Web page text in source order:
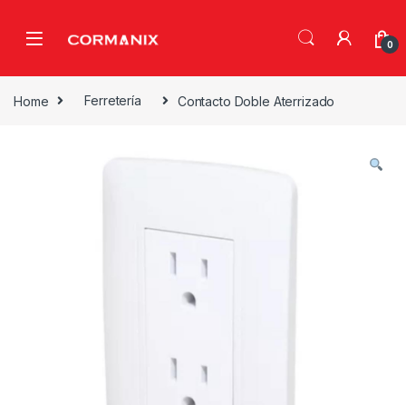
0
Home Ferretería Contacto Doble Aterrizado